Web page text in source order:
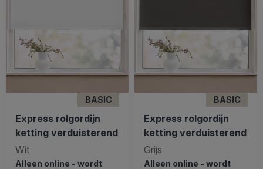
BASIC
Express rolgordijn
ketting verduisterend
Wit
Alleen online - wordt
BASIC
Express rolgordijn
ketting verduisterend
Grijs
Alleen online - wordt